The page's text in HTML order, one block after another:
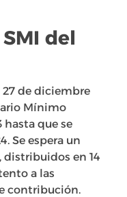
del
27 de diciembre
Mínimo
hasta que se
Se espera un
distribuidos en 14
a las
contribución.